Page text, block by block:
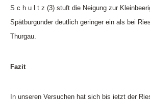
S c h u l t z (3) stuft die Neigung zur
Spätburgunder deutlich geringer ein als bei
Thurgau.
Fazit
In unseren Versuchen hat sich bis jetzt der